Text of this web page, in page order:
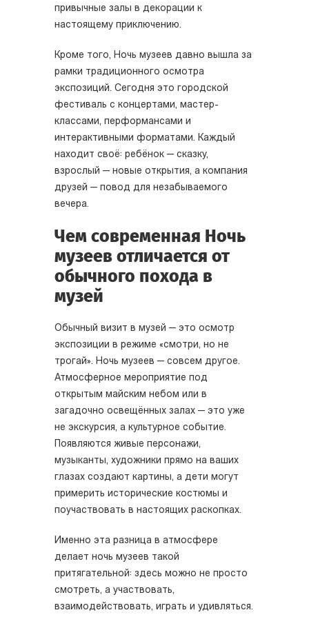
привычные залы в декорации к
настоящему приключению.
Кроме того, Ночь музеев давно вышла за
рамки традиционного осмотра
экспозиций. Сегодня это городской
фестиваль с концертами, мастер-
классами, перформансами и
интерактивными форматами. Каждый
находит своё: ребёнок — сказку,
взрослый — новые открытия, а компания
друзей — повод для незабываемого
вечера.
Чем современная Ночь
музеев отличается от
обычного похода в
музей
Обычный визит в музей — это осмотр
экспозиции в режиме «смотри, но не
трогай». Ночь музеев — совсем другое.
Атмосферное мероприятие под
открытым майским небом или в
загадочно освещённых залах — это уже
не экскурсия, а культурное событие.
Появляются живые персонажи,
музыканты, художники прямо на ваших
глазах создают картины, а дети могут
примерить исторические костюмы и
поучаствовать в настоящих раскопках.
Именно эта разница в атмосфере
делает ночь музеев такой
притягательной: здесь можно не просто
смотреть, а участвовать,
взаимодействовать, играть и удивляться.